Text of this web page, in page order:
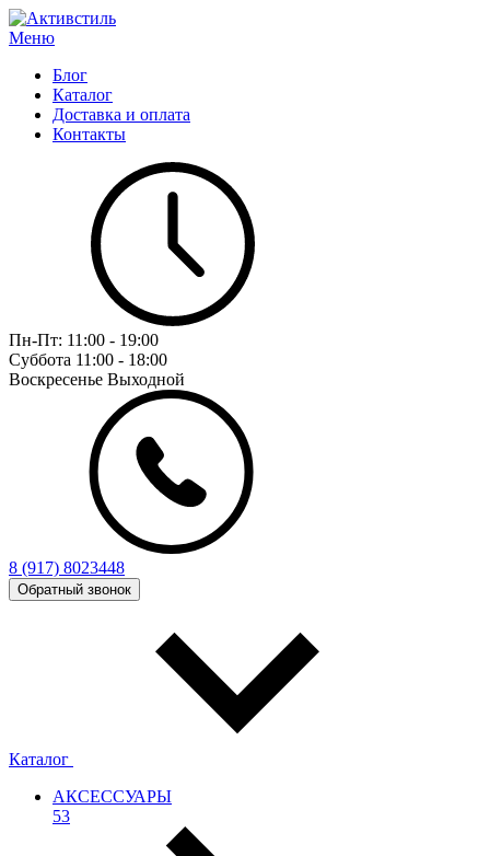
Меню
Блог
Каталог
Доставка и оплата
Контакты
Пн-Пт: 11:00 - 19:00
Суббота 11:00 - 18:00
Воскресенье Выходной
8 (917) 8023448
Обратный звонок
Каталог
АКСЕССУАРЫ
53